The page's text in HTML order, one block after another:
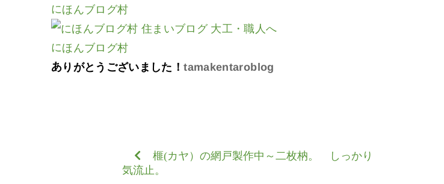
にほんブログ村
にほんブログ村
ありがとうございました！tamakentaroblog
榧(カヤ）の網戸製作中～二枚枘。 しっかり
気流止。